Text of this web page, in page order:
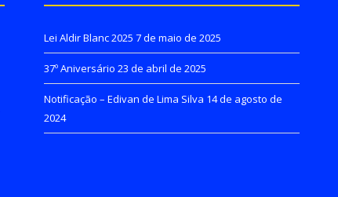
Lei Aldir Blanc 2025 7 de maio de 2025
37º Aniversário 23 de abril de 2025
Notificação – Edivan de Lima Silva 14 de agosto de
2024